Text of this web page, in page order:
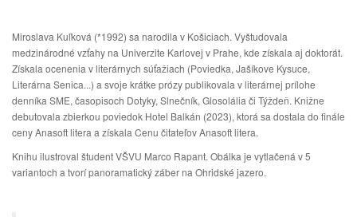
Miroslava Kuľková (*1992) sa narodila v Košiciach. Vyštudovala
medzinárodné vzťahy na Univerzite Karlovej v Prahe, kde získala aj doktorát.
Získala ocenenia v literárnych súťažiach (Poviedka, Jašíkove Kysuce,
Literárna Senica...) a svoje krátke prózy publikovala v literárnej prílohe
denníka SME, časopisoch Dotyky, Slnečník, Glosolália či Týždeň. Knižne
debutovala zbierkou poviedok Hotel Balkán (2023), ktorá sa dostala do finále
ceny Anasoft litera a získala Cenu čitateľov Anasoft litera.
Knihu ilustroval študent VŠVU Marco Rapant. Obálka je vytlačená v 5
variantoch a tvorí panoramatický záber na Ohridské jazero.